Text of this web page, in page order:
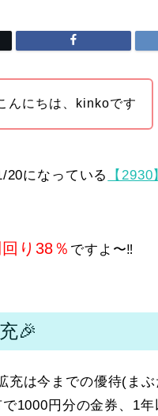
んにちは、kinkoです
20になっている 【
り38％ ですよ〜‼️
🎉
充は今までの優待(ま
1000円分の金券、1